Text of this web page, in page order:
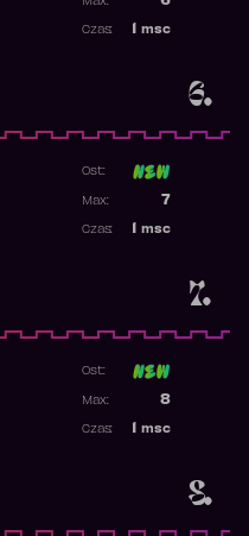
6.
msc
Czas:
7.
Ost:
7
Max:
msc
Czas:
8.
Ost:
8
Max:
msc
Czas: